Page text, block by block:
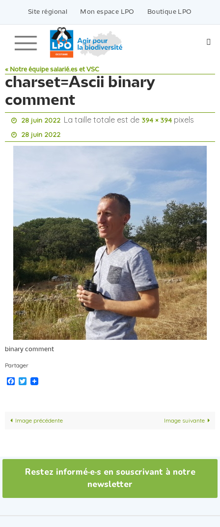
contenu
Site régional Mon espace LPO Boutique LPO
« Notre équipe salarié.es et VSC
charset=Ascii binary
comment
28 juin 2022 La taille totale est de 394 × 394 pixels
28 juin 2022
binary comment
Partager
Facebook
Twitter
Image précédente Image suivante
Restez informé·e·s en souscrivant à notre
newsletter